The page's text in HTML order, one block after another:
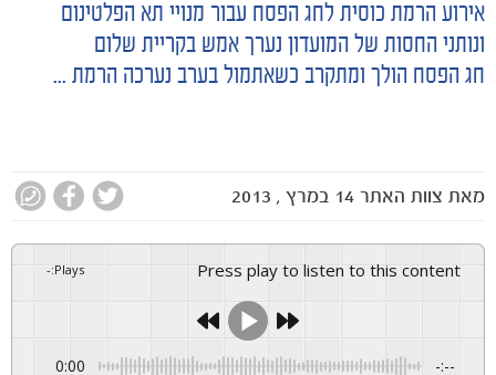
אירוע הרמת כוסית לחג הפסח עבור מנויי תא הפלטינום
ונותני החסות של המועדון נערך אמש בקריית שלום
חג הפסח הולך ומתקרב כשאתמול בערב נערכה הרמת ...
מאת צוות האתר 14 במרץ , 2013
Press play to listen to this content
Plays
:
-
0:00 -:--